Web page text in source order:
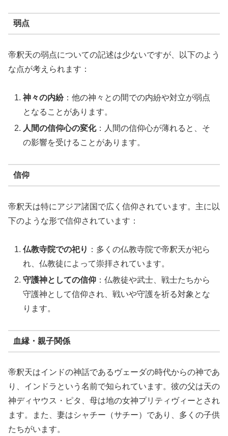
弱点
帝釈天の弱点についての記述は少ないですが、以下のよう
な点が考えられます：
神々の内紛：他の神々との間での内紛や対立が弱点
となることがあります。
人間の信仰心の変化：人間の信仰心が薄れると、そ
の影響を受けることがあります。
信仰
帝釈天は特にアジア諸国で広く信仰されています。主に以
下のような形で信仰されています：
仏教寺院での祀り ：多くの仏教寺院で帝釈天が祀ら
れ、仏教徒によって崇拝されています。
守護神としての信仰 ：仏教徒や武士、戦士たちから
守護神として信仰され、戦いや守護を祈る対象とな
ります。
血縁・親子関係
帝釈天はインドの神話であるヴェーダの時代からの神であ
り、インドラという名前で知られています。彼の父は天の
神ディヤウス・ピタ、母は地の女神プリティヴィーとされ
ます。また、妻はシャチー（サチー）であり、多くの子供
たちがいます。